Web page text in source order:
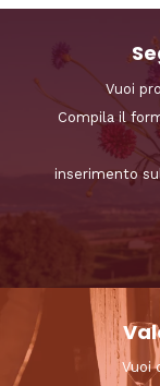
Vuoi
Compila il
inserimento
Vuoi